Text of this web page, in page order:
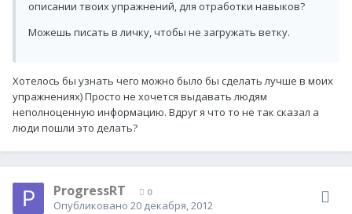
описании твоих упражнений, для отработки навыков?
Можешь писать в личку, чтобы не загружать ветку.
Хотелось бы узнать чего можно было бы сделать лучше в моих
упражнениях) Просто не хочется выдавать людям
неполноценную информацию. Вдруг я что то не так сказал а
люди пошли это делать?
ProgressRT 0
Опубликовано 20 декабря, 2012